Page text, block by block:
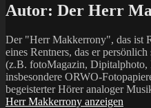
Autor: Der Herr
Der "Herr Makkerrony", das ist
eines Rentners, das er
(z.B. fotoMagazin, Dipitalphoto,
insbesondere ORWO-
begeisterter Hörer analoger
Herr Makkerrony anzeigen